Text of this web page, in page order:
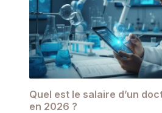
Quel est le salaire d’un
en 2026 ?